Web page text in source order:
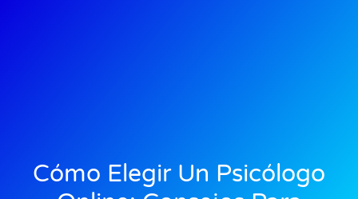
Cómo Elegir Un Psicólogo